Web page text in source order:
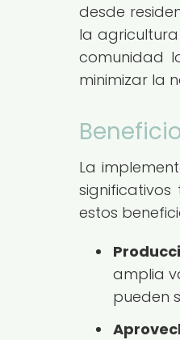
desde
la
comunidad
minimizar la
La
estos
amplia
pueden